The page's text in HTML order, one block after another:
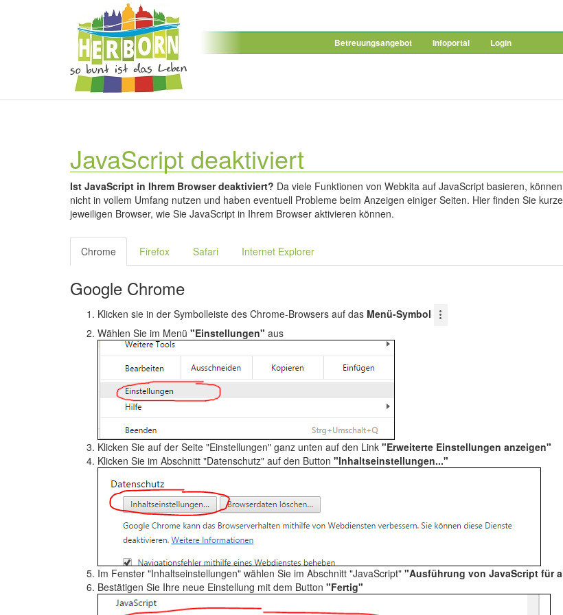
Betreuungsangebot Infoportal Login
JavaScript deaktiviert
Ist JavaScript in Ihrem Browser deaktiviert? Da viele Funktionen von Webkita auf JavaScript basieren,
nicht in vollem Umfang nutzen und haben eventuell Probleme beim Anzeigen einiger Seiten. Hier finden Sie
jeweiligen Browser, wie Sie JavaScript in Ihrem Browser aktivieren können.
Chrome Firefox Safari Internet Explorer
Google Chrome
Klicken sie in der Symbolleiste des Chrome-Browsers auf das Menü-Symbol
Wählen Sie im Menü "Einstellungen" aus
Klicken Sie auf der Seite "Einstellungen" ganz unten auf den Link "Erweiterte Einstellungen anzeigen"
Klicken Sie im Abschnitt "Datenschutz" auf den Button "Inhaltseinstellungen..."
Im Fenster "Inhaltseinstellungen" wählen Sie im Abschnitt "JavaScript" "Ausführung von JavaScript für
Bestätigen Sie Ihre neue Einstellung mit dem Button "Fertig"